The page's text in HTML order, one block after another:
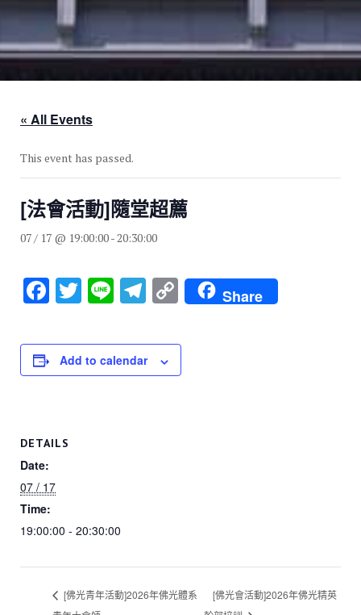
« All Events
This event has passed.
[法會活動]隨堂超薦
07 / 17 @ 19:00:00-20:30:00
F
c
e
o
T
tt
er
Li
e
T
e
gr
C
o
p
y
Share
Add to calendar
DETAILS
Date:
07 / 17
Time:
19:00:00 - 20:30:00
[佛光青年活動]2026年佛光體系
[佛光會活動]2026年佛光精英